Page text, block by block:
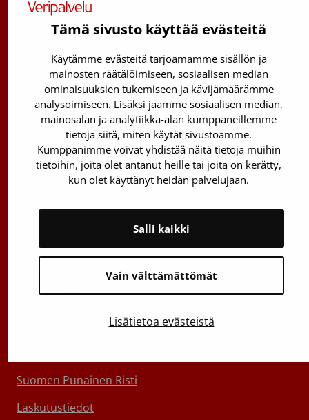
Tämä sivusto käyttää evästeitä
Käytämme evästeitä tarjoamamme sisällön ja
mainosten räätälöimiseen, sosiaalisen median
ominaisuuksien tukemiseen ja kävijämäärämme
analysoimiseen. Lisäksi jaamme sosiaalisen median,
mainosalan ja analytiikka-alan kumppaneillemme
tietoja siitä, miten käytät sivustoamme.
Kumppanimme voivat yhdistää näitä tietoja muihin
tietoihin, joita olet antanut heille tai joita on kerätty,
kun olet käyttänyt heidän palvelujaan.
Vain välttämättömät
Salli kaikki
Lisätietoa evästeistä
Kantasolurekisterin info:
029 300 1515
Härkälenkki 13
01730 Vantaa
Toimipisteiden yhteystiedot
Vantaan päätoimipiste
Sähköpostiosoitteet: etunimi.sukunimi@veripalvelu.fi
029 300 1010
Tietoa Veripalvelusta
Ota yhteyttä
Suomen Punainen Risti
Laskutustiedot